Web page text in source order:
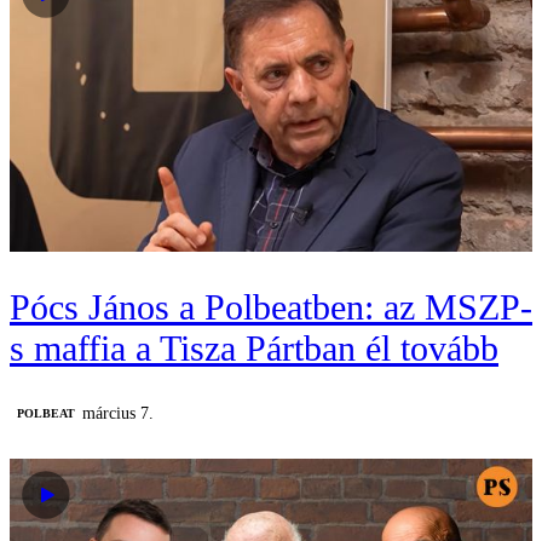
Pócs János a Polbeatben: az MSZP-
s maffia a Tisza Pártban él tovább
‎POLBEAT március 7.